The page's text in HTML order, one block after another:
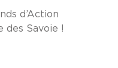
d’Action
des Savoie !